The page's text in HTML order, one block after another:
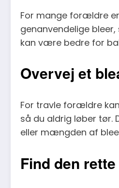
For mange forældre
genanvendelige
kan være bedre for
Overvej et
For travle forældre
så du aldrig løber tør.
eller mængden af
Find den